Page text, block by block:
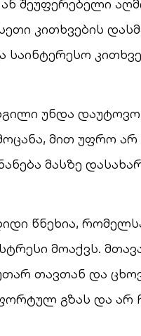
შეუფერებელი
კითხვების
უნდა
მით უფრო არ
მასზე
წნეხია,
მოაქვს.
თავთან და
გზას და არ